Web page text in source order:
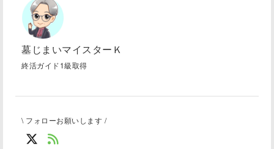
墓じまいマイスターＫ
終活ガイド1級取得
\ フォローお願いします /